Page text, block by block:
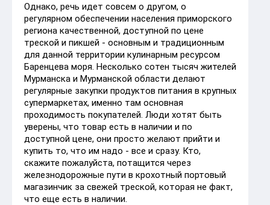
Однако, речь идет совсем о другом, о
регулярном обеспечении населения приморского
региона качественной, доступной по цене
треской и пикшей - основным и традиционным
для данной территории кулинарным ресурсом
Баренцева моря. Несколько сотен тысяч жителей
Мурманска и Мурманской области делают
регулярные закупки продуктов питания в крупных
супермаркетах, именно там основная
проходимость покупателей. Люди хотят быть
уверены, что товар есть в наличии и по
доступной цене, они просто желают прийти и
купить то, что им надо - все и сразу. Кто,
скажите пожалуйста, потащится через
железнодорожные пути в крохотный портовый
магазинчик за свежей треской, которая не факт,
что еще есть в наличии.